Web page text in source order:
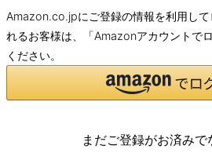
Amazon.co.jpにご登録の情報を利用して
れるお客様は、「Amazonアカウントで
ください。
まだご登録がお済み